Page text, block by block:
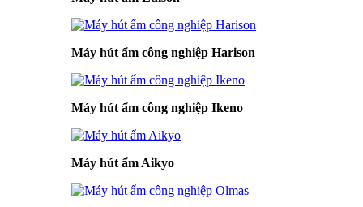
Máy hút ẩm công nghiệp Harison
Máy hút ẩm công nghiệp Ikeno
Máy hút ẩm Aikyo